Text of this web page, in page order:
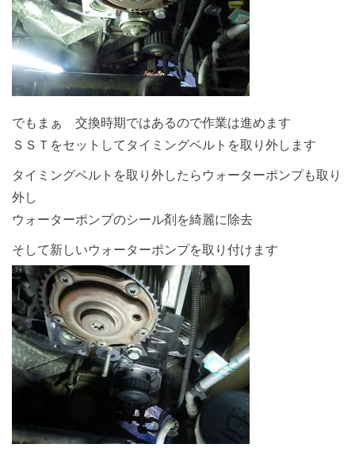
でもまぁ 交換時期ではあるので作業は進めます
ＳＳＴをセットしてタイミングベルトを取り外します
タイミングベルトを取り外したらウォーターポンプも取り
外し
ウォーターポンプのシール剤を綺麗に除去
そして新しいウォーターポンプを取り付けます